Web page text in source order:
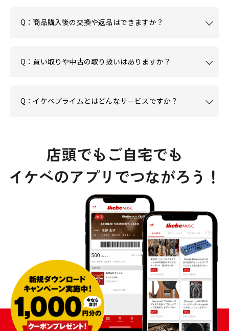
Q：商品購入後の交換や返品はできますか？
Q：買い取りや中古の取り扱いはありますか？
Q：イケベプライムとはどんなサービスですか？